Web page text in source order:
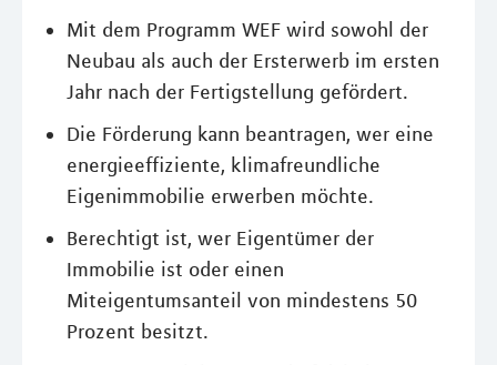
Mit dem Programm WEF wird sowohl der
Neubau als auch der Ersterwerb im ersten
Jahr nach der Fertigstellung gefördert.
Die Förderung kann beantragen, wer eine
energieeffiziente, klimafreundliche
Eigenimmobilie erwerben möchte.
Berechtigt ist, wer Eigentümer der
Immobilie ist oder einen
Miteigentumsanteil von mindestens 50
Prozent besitzt.